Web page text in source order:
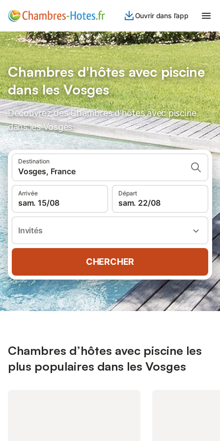
Ouvrir dans l’app
Chambres d'hôtes avec piscine
dans les Vosges
Découvrez des Chambres d'hôtes avec piscine
dans les Vosges.
Destination
Vosges, France
Arrivée
sam. 15/08
Départ
sam. 22/08
Invités
CHERCHER
Chambres d’hôtes avec piscine les
plus populaires dans les Vosges